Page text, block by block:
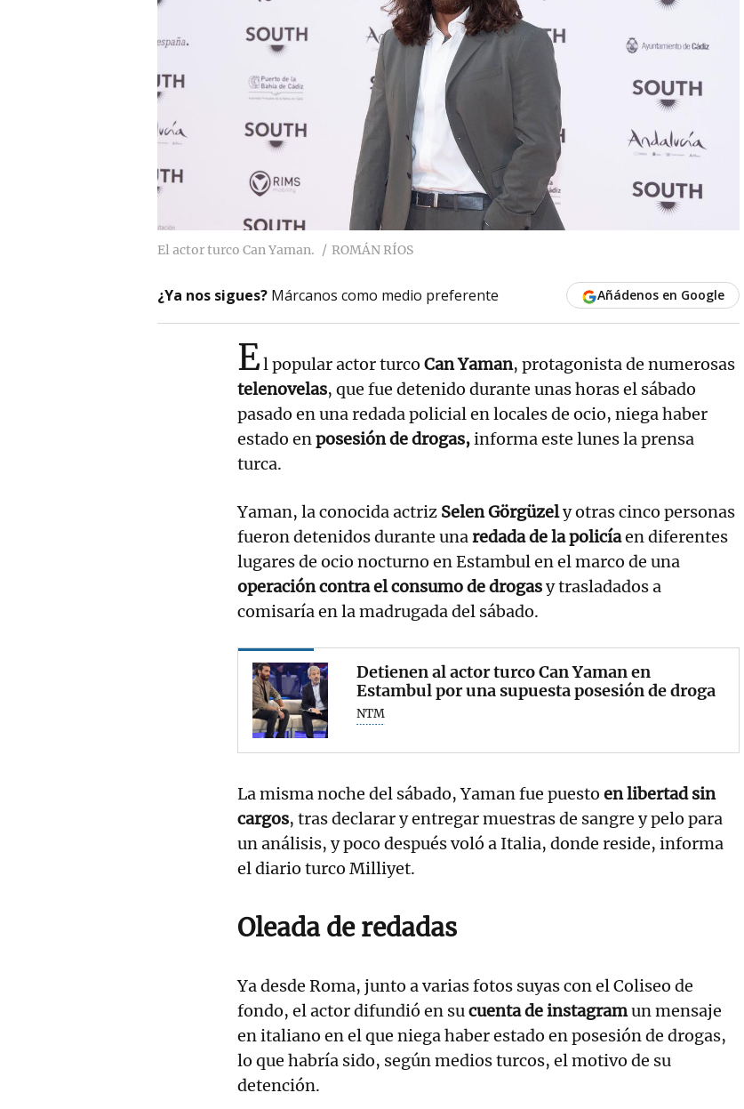
El actor turco Can Yaman. ROMÁN RÍOS
¿Ya nos sigues? Márcanos como medio preferente Añádenos en Google
El popular actor turco Can Yaman, protagonista de numerosas
telenovelas, que fue detenido durante unas horas el sábado
pasado en una redada policial en locales de ocio, niega haber
estado enposesión de drogas,informa este lunes la prensa
turca.
Yaman, la conocida actriz Selen Görgüzely otras cinco personas
fueron detenidos durante unaredada de la policíaen diferentes
lugares de ocio nocturno en Estambul en el marco de una
operación contra el consumo de drogasy trasladados a
comisaría en la madrugada del sábado.
Detienen al actor turco Can Yaman en
Estambul por una supuesta posesión de droga
NTM
La misma noche del sábado, Yaman fue puesto en libertad sin
cargos, tras declarar y entregar muestras de sangre y pelo para
un análisis, y poco después voló a Italia, donde reside, informa
el diario turco Milliyet.
Oleada de redadas
Ya desde Roma, junto a varias fotos suyas con el Coliseo de
fondo, el actor difundió en sucuenta de instagramun mensaje
en italiano en el que niega haber estado en posesión de drogas,
lo que habría sido, según medios turcos, el motivo de su
detención.